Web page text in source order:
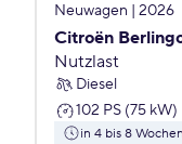
Neuwagen | 2026
Citroën
Nutzlast
Diesel
102 PS (75 kW)
in 4 bis 8 Wochen